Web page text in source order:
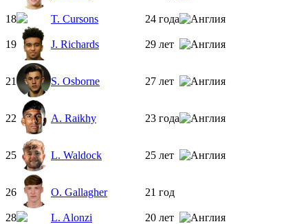
18 T. Cursons 24 года
19 J. Richards 29 лет
21 S. Osborne 27 лет
22 A. Raikhy 23 года
25 L. Waldock 25 лет
26 O. Gallagher 21 год
28 L. Alonzi
20 лет